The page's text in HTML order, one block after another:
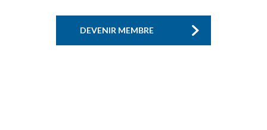
DEVENIR MEMBRE